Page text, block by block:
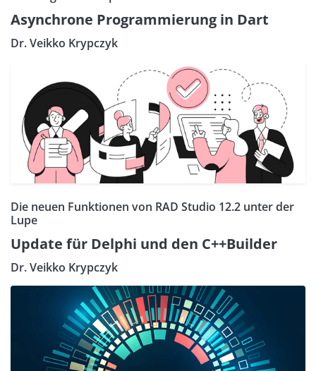
Asynchrone Programmierung in Dart
Dr. Veikko Krypczyk
Die neuen Funktionen von RAD Studio 12.2 unter der
Lupe
Update für Delphi und den C++Builder
Dr. Veikko Krypczyk